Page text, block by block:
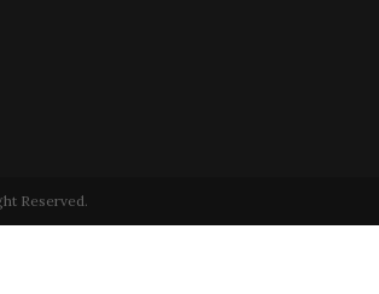
Reserved.